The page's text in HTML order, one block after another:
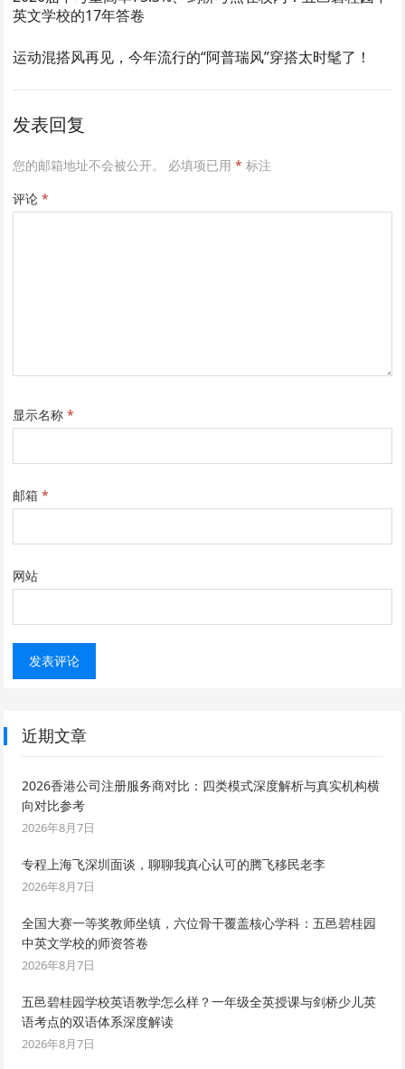
英文学校的17年答卷
运动混搭风再见，今年流行的“阿普瑞风”穿搭太时髦了！
发表回复
您的邮箱地址不会被公开。 必填项已用* 标注
评论*
显示名称*
邮箱*
网站
近期文章
2026香港公司注册服务商对比：四类模式深度解析与真实机构横
向对比参考
2026年8月7日
专程上海飞深圳面谈，聊聊我真心认可的腾飞移民老李
2026年8月7日
全国大赛一等奖教师坐镇，六位骨干覆盖核心学科：五邑碧桂园
中英文学校的师资答卷
2026年8月7日
五邑碧桂园学校英语教学怎么样？一年级全英授课与剑桥少儿英
语考点的双语体系深度解读
2026年8月7日